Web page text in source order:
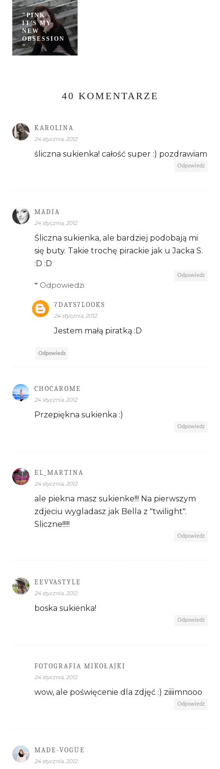
"PINK -
IT'S MY
NEW
OBSESSION
"
40 KOMENTARZE
KAROLINA
24 stycznia, 2012
śliczna sukienka! całość super :) pozdrawiam
Odpowiedz
MADIA
24 stycznia, 2012
Śliczna sukienka, ale bardziej podobają mi
się buty. Takie trochę pirackie jak u Jacka S.
:D :D
Odpowiedz
Odpowiedzi
7DAYS7LOOKS
24 stycznia, 2012
Jestem małą piratką :D
Odpowiedz
CHOCAROME
24 stycznia, 2012
Przepiękna sukienka :)
Odpowiedz
EL_MARTINA
24 stycznia, 2012
ale piekna masz sukienke!!! Na pierwszym
zdjeciu wygladasz jak Bella z "twilight".
Sliczne!!!!!
Odpowiedz
EEVVASTYLE
24 stycznia, 2012
boska sukienka!
Odpowiedz
FOTOGRAFIA MIKOŁAJKI
24 stycznia, 2012
wow, ale poświęcenie dla zdjęć :) ziiiimnooo
Odpowiedz
MADE-VOGUE
24 stycznia, 2012